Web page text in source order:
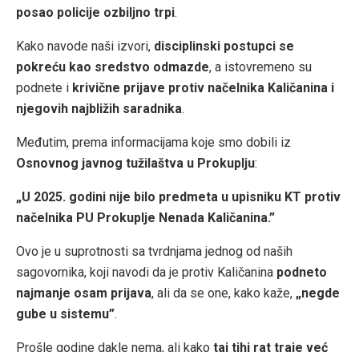
posao policije ozbiljno trpi.
Kako navode naši izvori, disciplinski postupci se
pokreću kao sredstvo odmazde, a istovremeno su
podnete i krivične prijave protiv načelnika Kaličanina i
njegovih najbližih saradnika.
Međutim, prema informacijama koje smo dobili iz
Osnovnog javnog tužilaštva u Prokuplju:
„U 2025. godini nije bilo predmeta u upisniku KT protiv
načelnika PU Prokuplje Nenada Kaličanina.”
Ovo je u suprotnosti sa tvrdnjama jednog od naših
sagovornika, koji navodi da je protiv Kaličanina podneto
najmanje osam prijava, ali da se one, kako kaže, „negde
gube u sistemu”.
Prošle godine dakle nema, ali kako taj tihi rat traje već